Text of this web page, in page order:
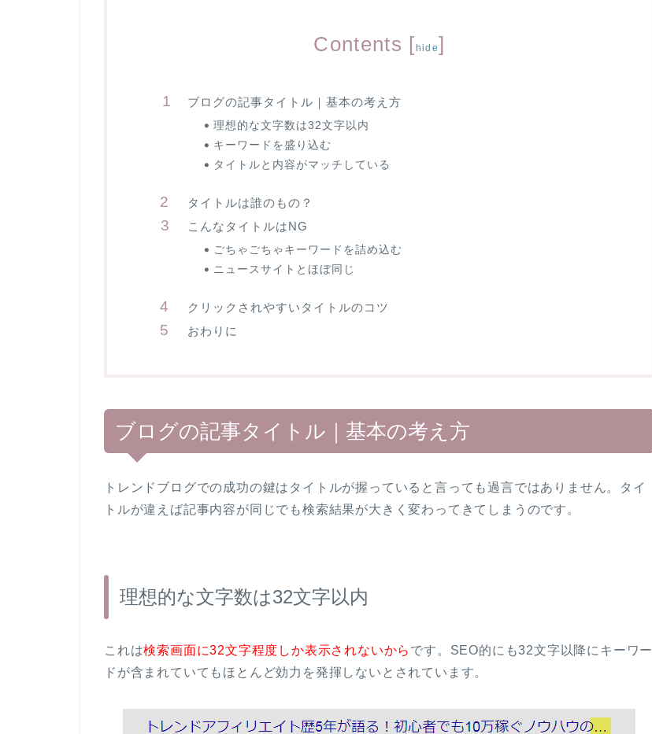
Contents [ hide]
ブログの記事タイトル｜基本の考え方
理想的な文字数は32文字以内
キーワードを盛り込む
タイトルと内容がマッチしている
タイトルは誰のもの？
こんなタイトルはNG
ごちゃごちゃキーワードを詰め込む
ニュースサイトとほぼ同じ
クリックされやすいタイトルのコツ
おわりに
ブログの記事タイトル｜基本の考え方
トレンドブログでの成功の鍵はタイトルが握っていると言っても過言ではありません。タイ
トルが違えば記事内容が同じでも検索結果が大きく変わってきてしまうのです。
理想的な文字数は32文字以内
これは検索画面に32文字程度しか表示されないから です。SEO的にも32文字以降にキーワー
ドが含まれていてもほとんど効力を発揮しないとされています。